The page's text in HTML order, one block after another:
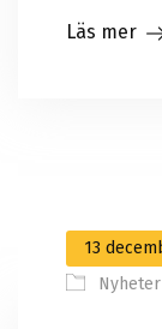
Läs mer
13
Nyheter